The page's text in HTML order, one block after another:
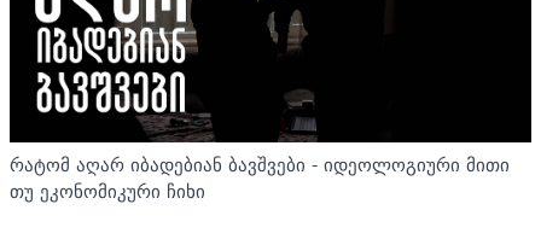
რატომ აღარ იბადებიან ბავშვები - იდეოლოგიური მითი
თუ ეკონომიკური ჩიხი